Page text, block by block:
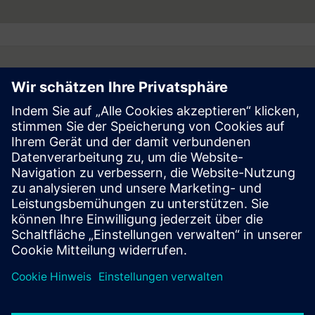
Follow
Press | Company | Siemens
© Siemens 1996 – 2026
Corporate Information
Privacy Notice
Cookie Notice